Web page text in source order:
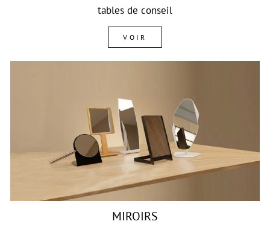
tables de conseil
VOIR
MIROIRS